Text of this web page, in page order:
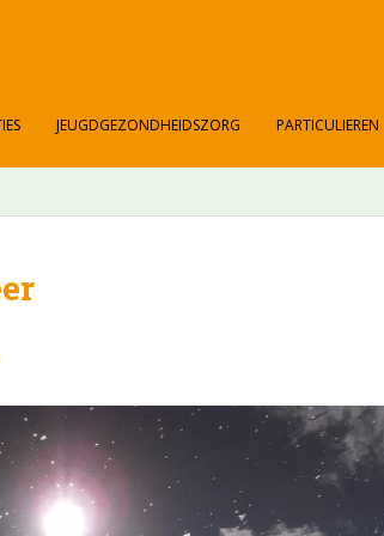
JEUGDGEZONDHEIDSZORG PARTICULIEREN